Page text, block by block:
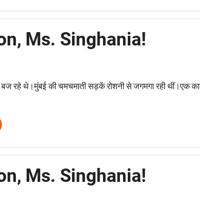
Ms. Singhania!
रहे थे।मुंबई की चमचमाती सड़कें रोशनी से जगमगा रही थीं।एक
Ms. Singhania!